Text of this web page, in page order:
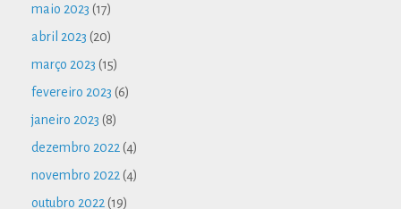
maio 2023 (17)
abril 2023 (20)
março 2023 (15)
fevereiro 2023 (6)
janeiro 2023 (8)
dezembro 2022 (4)
novembro 2022 (4)
outubro 2022 (19)